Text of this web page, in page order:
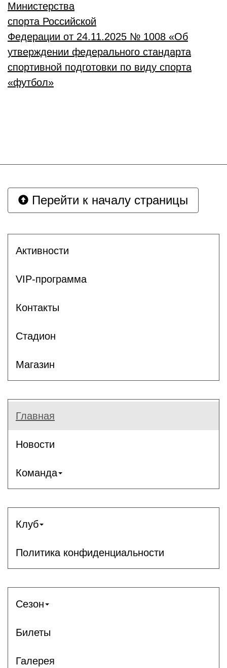
Министерства
спорта Российской
Федерации от 24.11.2025 № 1008 «Об
утверждении федерального стандарта
спортивной подготовки по виду спорта
«футбол»
Перейти к началу страницы
Активности
VIP-программа
Контакты
Стадион
Магазин
Главная
Новости
Команда
Клуб
Политика конфиденциальности
Сезон
Билеты
Галерея